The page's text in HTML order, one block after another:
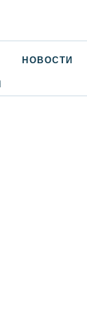
НОВОСТИ